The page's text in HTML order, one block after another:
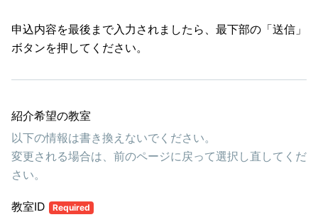
申込内容を最後まで入力されましたら、最下部の「送信」
ボタンを押してください。
紹介希望の教室
以下の情報は書き換えないでください。
変更される場合は、前のページに戻って選択し直してくだ
さい。
教室ID Required